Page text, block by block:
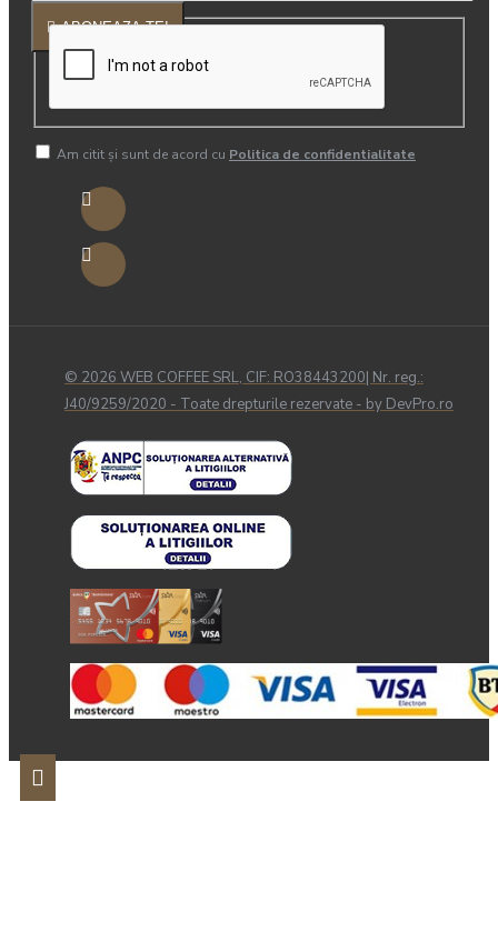
ABONEAZA-TE!
Am citit şi sunt de acord cu Politica de confidentialitate
© 2026 WEB COFFEE SRL, CIF: RO38443200| Nr. reg.:
J40/9259/2020 - Toate drepturile rezervate - by DevPro.ro